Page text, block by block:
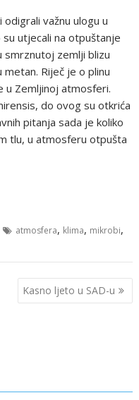
važnu ulogu u
utjecali na otpuštanje
smrznutoj zemlji blizu
Riječ je o plinu
u Zemljinoj atmosferi.
do ovog su otkrića
pitanja sada je koliko
tlu, u atmosferu otpušta
atmosfera, klima, mikrobi,
Kasno ljeto u SAD-u